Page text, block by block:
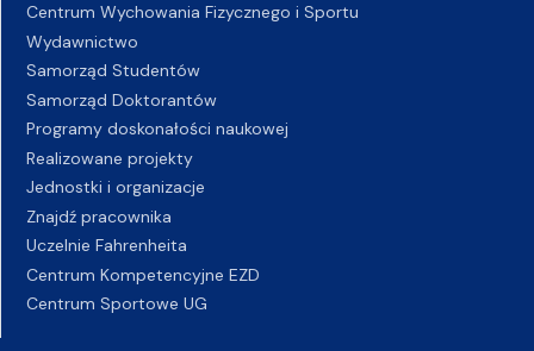
Centrum Wychowania Fizycznego i Sportu
Wydawnictwo
Samorząd Studentów
Samorząd Doktorantów
Programy doskonałości naukowej
Realizowane projekty
Jednostki i organizacje
Znajdź pracownika
Uczelnie Fahrenheita
Centrum Kompetencyjne EZD
Centrum Sportowe UG